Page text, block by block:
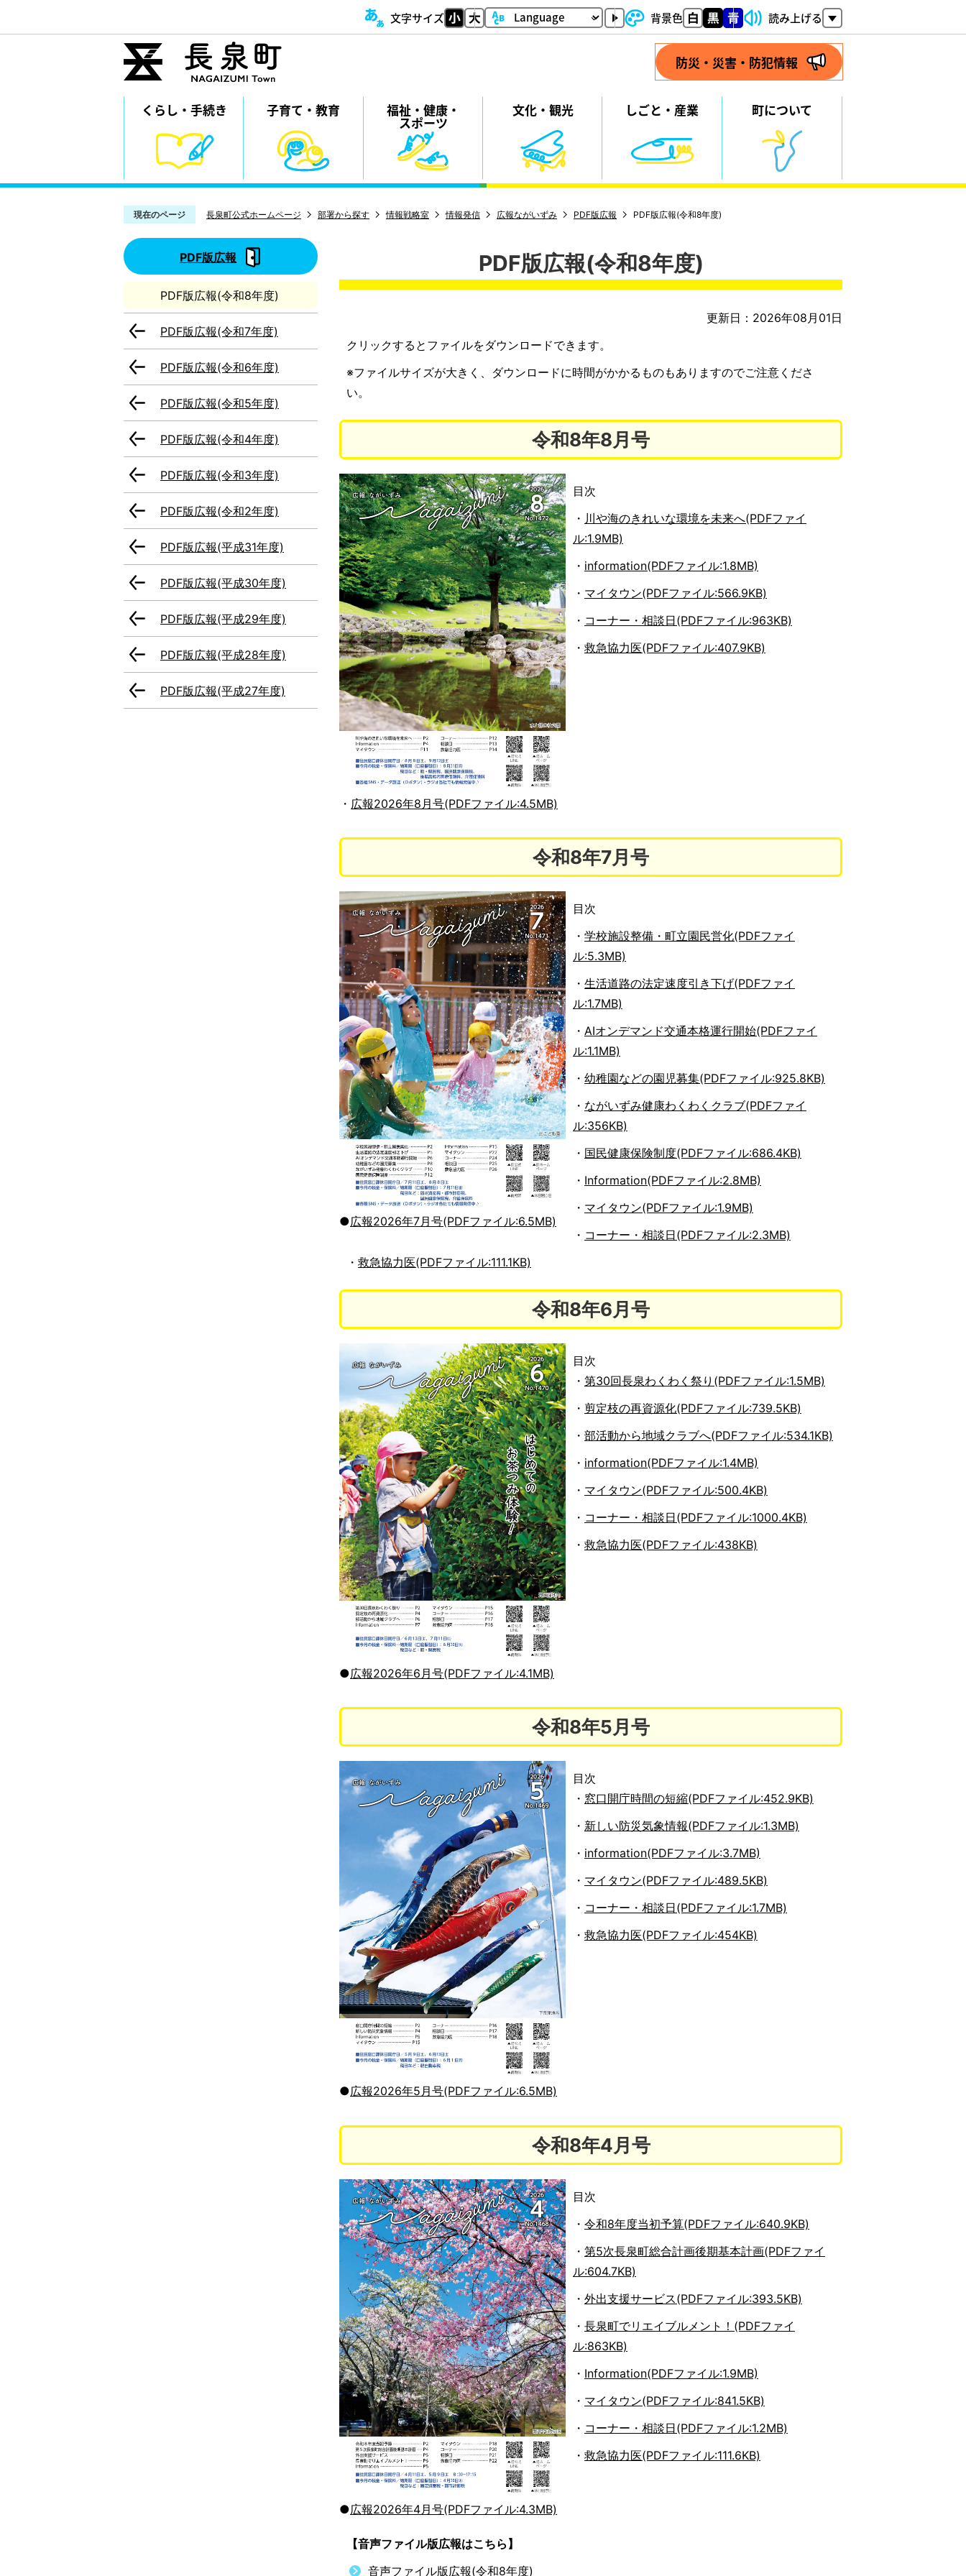
文字サイズ 背景色 読み上げる
防災・災害・防犯情報
くらし・ ⼿続き 子育て・教育 福祉・ 健康・
スポーツ
⽂化・ 観光 しごと・産業 町について
現在のページ 長泉町公式ホームページ 部署から探す 情報戦略室 情報発信 広報ながいずみ PDF版広報 PDF版広報(令和8年度)
PDF版広報
PDF版広報(令和8年度)
PDF版広報(令和7年度)
PDF版広報(令和6年度)
PDF版広報(令和5年度)
PDF版広報(令和4年度)
PDF版広報(令和3年度)
PDF版広報(令和2年度)
PDF版広報(平成31年度)
PDF版広報(平成30年度)
PDF版広報(平成29年度)
PDF版広報(平成28年度)
PDF版広報(平成27年度)
PDF版広報(令和8年度)
更新日：2026年08月01日
クリックするとファイルをダウンロードできます。
※ファイルサイズが大きく、ダウンロードに時間がかかるものもありますのでご注意くださ
い。
令和8年8月号
・ 広報2026年8月号(PDFファイル:4.5MB)
目次
・ 川や海のきれいな環境を未来へ(PDFファイ
ル:1.9MB)
・ information(PDFファイル:1.8MB)
・ マイタウン(PDFファイル:566.9KB)
・ コーナー・相談日(PDFファイル:963KB)
・ 救急協力医(PDFファイル:407.9KB)
令和8年7月号
●広報2026年7月号(PDFファイル:6.5MB)
目次
・ 学校施設整備・町立園民営化(PDFファイ
ル:5.3MB)
・ 生活道路の法定速度引き下げ(PDFファイ
ル:1.7MB)
・ AIオンデマンド交通本格運行開始(PDFファイ
ル:1.1MB)
・ 幼稚園などの園児募集(PDFファイル:925.8KB)
・ ながいずみ健康わくわくクラブ(PDFファイ
ル:356KB)
・ 国民健康保険制度(PDFファイル:686.4KB)
・ Information(PDFファイル:2.8MB)
・ マイタウン(PDFファイル:1.9MB)
・ コーナー・相談日(PDFファイル:2.3MB)
・ 救急協力医(PDFファイル:111.1KB)
令和8年6月号
●広報2026年6月号(PDFファイル:4.1MB)
目次
・ 第30回長泉わくわく祭り(PDFファイル:1.5MB)
・ 剪定枝の再資源化(PDFファイル:739.5KB)
・ 部活動から地域クラブへ(PDFファイル:534.1KB)
・ information(PDFファイル:1.4MB)
・ マイタウン(PDFファイル:500.4KB)
・ コーナー・相談日(PDFファイル:1000.4KB)
・ 救急協力医(PDFファイル:438KB)
令和8年5月号
●広報2026年5月号(PDFファイル:6.5MB)
目次
・ 窓口開庁時間の短縮(PDFファイル:452.9KB)
・ 新しい防災気象情報(PDFファイル:1.3MB)
・ information(PDFファイル:3.7MB)
・ マイタウン(PDFファイル:489.5KB)
・ コーナー・相談日(PDFファイル:1.7MB)
・ 救急協力医(PDFファイル:454KB)
令和8年4月号
●広報2026年4月号(PDFファイル:4.3MB)
目次
・ 令和8年度当初予算(PDFファイル:640.9KB)
・ 第5次長泉町総合計画後期基本計画(PDFファイ
ル:604.7KB)
・ 外出支援サービス(PDFファイル:393.5KB)
・ 長泉町でリエイブルメント！(PDFファイ
ル:863KB)
・ Information(PDFファイル:1.9MB)
・ マイタウン(PDFファイル:841.5KB)
・ コーナー・相談日(PDFファイル:1.2MB)
・ 救急協力医(PDFファイル:111.6KB)
【音声ファイル版広報はこちら】
音声ファイル版広報(令和8年度)